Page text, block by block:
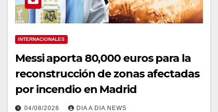
INTERNACIONALES
Messi aporta 80,000 euros para la
reconstrucción de zonas afectadas
por incendio en Madrid
04/08/2026 DIA A DIA NEWS